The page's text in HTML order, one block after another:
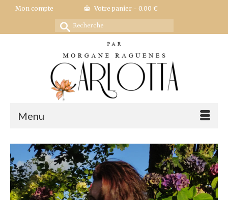
Mon compte Votre panier - 0.00 €
Rechercher :
Menu